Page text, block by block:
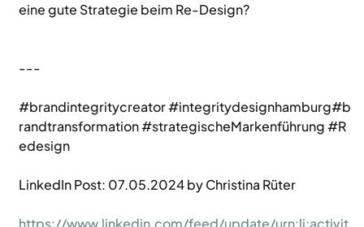
eine gute Strategie beim Re-Design?
---
#brandintegritycreator#integritydesignhamburg#b
randtransformation#strategischeMarkenführung#R
edesign
LinkedIn Post: 07.05.2024 by Christina Rüter
https://www.linkedin.com/feed/update/urn:li:activit